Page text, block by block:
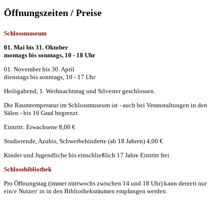
Öffnungszeiten / Preise
Schlossmuseum
01. Mai bis 31. Oktober
montags bis sonntags, 10 - 18 Uhr
01. November bis 30. April
dienstags bis sonntags, 10 - 17 Uhr
Heiligabend, 1. Weihnachtstag und Silvester geschlossen.
Die Raumtemperatur im Schlossmuseum ist - auch bei Veranstaltungen in den
Sälen - bis 16 Grad begrenzt.
Eintritt: Erwachsene 8,00 €
Studierende, Azubis, Schwerbehinderte (ab 18 Jahren) 4,00 €
Kinder und Jugendliche bis einschließlich 17 Jahre Eintritt frei
Schlossbibliothek
Pro Öffnungstag (immer mittwochs zwischen 14 und 18 Uhr) kann derzeit nur
ein/e Nutzer/ in in den Bibliotheksräumen empfangen werden.